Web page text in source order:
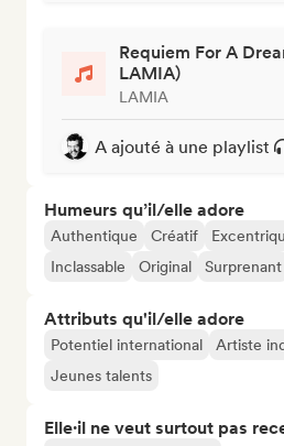
Requiem For A
LAMIA)
LAMIA
A ajouté à une playlist
Humeurs qu’il/elle adore
Authentique Créatif
Inclassable
Original Surprenant
Attributs qu'il/elle adore
Potentiel international
Artiste
Jeunes talents
Elle·il ne veut surtout pas